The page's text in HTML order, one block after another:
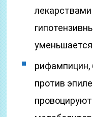
рифампицин,
против